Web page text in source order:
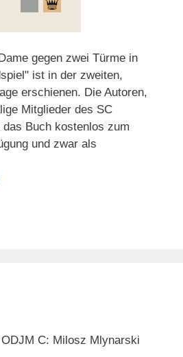
gegen zwei Türme in
ist in der zweiten,
erschienen. Die Autoren,
Mitglieder des SC
Buch kostenlos zum
und zwar als
C: Milosz Mlynarski